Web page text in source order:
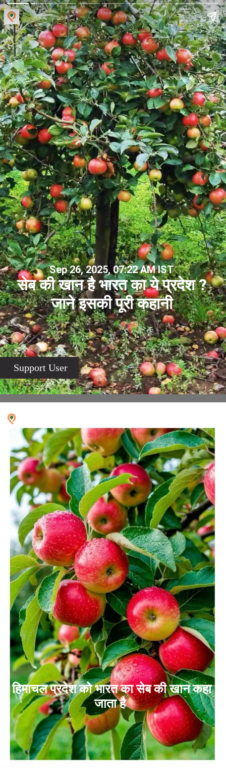
Sep 26, 2025, 07:22 AM IST
सेब की खान है भारत का ये प्रदेश ?
जाने इसकी पूरी कहानी
Support User
हिमाचल प्रदेश को भारत का सेब की खान कहा
जाता है